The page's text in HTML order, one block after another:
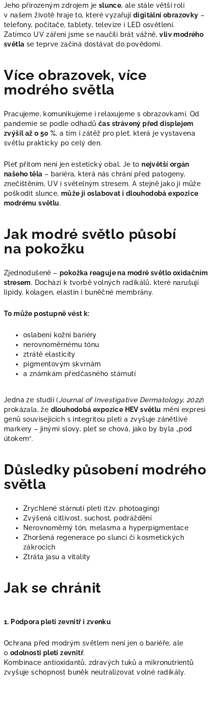
Jeho přirozeným zdrojem je slunce, ale stále větší roli
v našem životě hraje to, které vyzařují digitální obrazovky –
telefony, počítače, tablety, televize i LED osvětlení.
Zatímco UV záření jsme se naučili brát vážně, vliv modrého
světla se teprve začíná dostávat do povědomí.
Více obrazovek, více
modrého světla
Pracujeme, komunikujeme i relaxujeme s obrazovkami. Od
pandemie se podle odhadů čas strávený před displejem
zvýšil až o 50 %, a tím i zátěž pro pleť, která je vystavena
světlu prakticky po celý den.
Pleť přitom není jen estetický obal. Je to největší orgán
našeho těla – bariéra, která nás chrání před patogeny,
znečištěním, UV i světelným stresem. A stejně jako ji může
poškodit slunce, může ji oslabovat i dlouhodobá expozice
modrému světlu.
Jak modré světlo působí
na pokožku
Zjednodušeně – pokožka reaguje na modré světlo oxidačním
stresem. Dochází k tvorbě volných radikálů, které narušují
lipidy, kolagen, elastin i buněčné membrány.
To může postupně vést k:
oslabení kožní bariéry
nerovnoměrnému tónu
ztrátě elasticity
pigmentovým skvrnám
a známkám předčasného stárnutí
Jedna ze studií (Journal of Investigative Dermatology, 2022)
prokázala, že dlouhodobá expozice HEV světlu mění expresi
genů souvisejících s integritou pleti a zvyšuje zánětlivé
markery – jinými slovy, pleť se chová, jako by byla „pod
útokem“.
Důsledky působení modrého
světla
Zrychlené stárnutí pleti (tzv. photoaging)
Zvýšená citlivost, suchost, podráždění
Nerovnoměrný tón, melasma a hyperpigmentace
Zhoršená regenerace po slunci či kosmetických
zákrocích
Ztráta jasu a vitality
Jak se chránit
1. Podpora pleti zevnitř i zvenku
Ochrana před modrým světlem není jen o bariéře, ale
o odolnosti pleti zevnitř.
Kombinace antioxidantů, zdravých tuků a mikronutrientů
zvyšuje schopnost buněk neutralizovat volné radikály.